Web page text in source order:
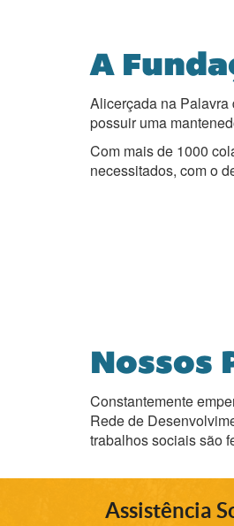
A
Alicerçada na Palavra
possuir uma
Com mais de 1000
necessitados, com o
Nossos
Constantemente
Rede de
trabalhos sociais são
Assistência